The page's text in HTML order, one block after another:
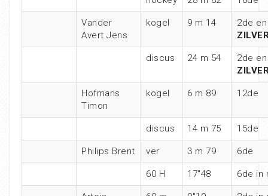
Vander
Avert Jens
kogel 9 m 14
2de en
discus 24 m 54
2de en
Hofmans
Timon
kogel 6 m 89 12de
discus 14 m 75 15de
Philips Brent ver 3 m 79 6de
60 H 17″48 6de in